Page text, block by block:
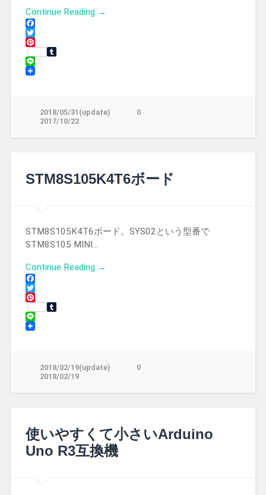
Continue Reading →
Facebook
Twitter
Pinterest
Tumblr
Line
2018/05/31(update)
2017/10/22
0
STM8S105K4T6ボード
STM8S105K4T6ボード。SYS02という型番で
STM8S105 MINI…
Continue Reading →
Facebook
Twitter
Pinterest
Tumblr
Line
2018/02/19(update)
2018/02/19
0
使いやすくて小さいArduino
Uno R3互換機